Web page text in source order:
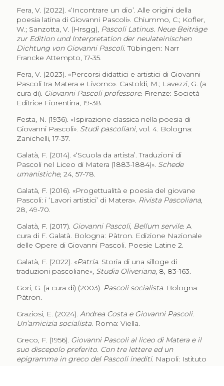
Fera, V. (2022). «‘Incontrare un dio’. Alle origini della
poesia latina di Giovanni Pascoli». Chiummo, C.; Kofler,
W.; Sanzotta, V. (Hrsgg), Pascoli Latinus. Neue Beiträge
zur Edition und Interpretation der neulateinischen
Dichtung von Giovanni Pascoli. Tübingen: Narr
Francke Attempto, 17-35.
Fera, V. (2023). «Percorsi didattici e artistici di Giovanni
Pascoli tra Matera e Livorno». Castoldi, M.; Lavezzi, G. (a
cura di). Giovanni Pascoli professore. Firenze: Società
Editrice Fiorentina, 19-38.
Festa, N. (1936). «Ispirazione classica nella poesia di
Giovanni Pascoli». Studi pascoliani, vol. 4. Bologna:
Zanichelli, 17-37.
Galatà, F. (2014). «‘Scuola da artista’. Traduzioni di
Pascoli nel Liceo di Matera (1883-1884)». Schede
umanistiche, 24, 57-78.
Galatà, F. (2016). «Progettualità e poesia del giovane
Pascoli: i ‘Lavori artistici’ di Matera». Rivista Pascoliana,
28, 49-70.
Galatà, F. (2017). Giovanni Pascoli, Bellum servile. A
cura di F. Galatà. Bologna: Pàtron. Edizione Nazionale
delle Opere di Giovanni Pascoli. Poesie Latine 2.
Galatà, F. (2022). «Patria. Storia di una silloge di
traduzioni pascoliane», Studia Oliveriana, 8, 83-163.
Gori, G. (a cura di) (2003). Pascoli socialista. Bologna:
Pàtron.
Graziosi, E. (2024). Andrea Costa e Giovanni Pascoli.
Un’amicizia socialista. Roma: Viella.
Greco, F. (1956). Giovanni Pascoli al liceo di Matera e il
suo discepolo preferito. Con tre lettere ed un
epigramma in greco del Pascoli inediti. Napoli: Istituto